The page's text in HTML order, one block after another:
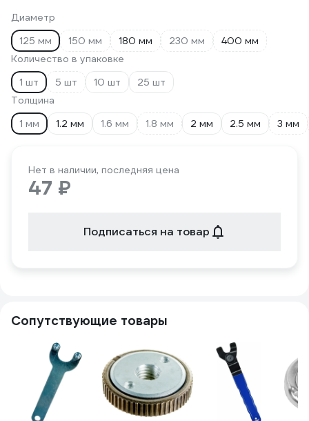
Диаметр
125 мм
150 мм 180 мм 230 мм
400 мм
Количество в упаковке
1 шт
5 шт 10 шт
25 шт
Толщина
1 мм
1.2 мм 1.6 мм 1.8 мм 2 мм 2.5 мм 3 мм
Нет в наличии, последняя цена
47 ₽
Подписаться на товар
Сопутствующие товары